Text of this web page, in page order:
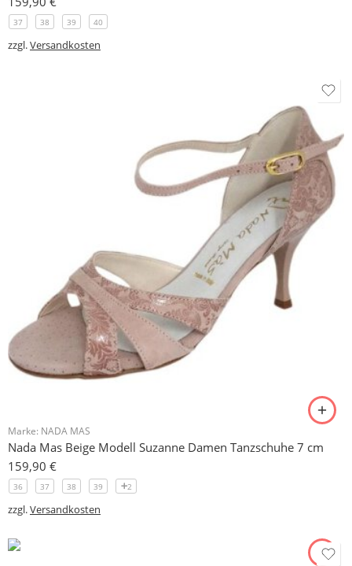
37 38 39 40
zzgl.Versandkosten
Marke: NADA MAS
Nada Mas Beige Modell Suzanne Damen Tanzschuhe 7 cm
159,90 €
36 37 38 39 2
zzgl.Versandkosten